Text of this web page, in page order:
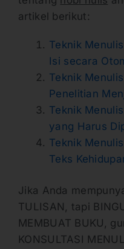
artikel berikut:
Teknik
Isi secara
Teknik
Penelitian
Teknik
yang Harus
Teknik
Teks
Jika Anda
TULISAN, tapi
MEMBUAT BUKU,
KONSULTASI